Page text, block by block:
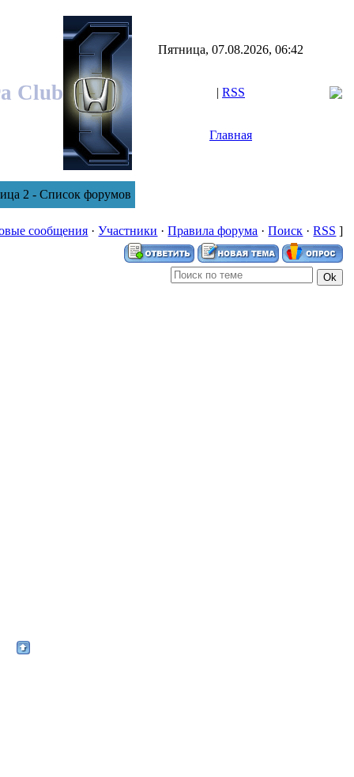
Club
Пятница, 07.08.2026, 06:42
| RSS
Главная
2 - Список форумов
сообщения ·Участники ·Правила форума ·Поиск ·RSS ]